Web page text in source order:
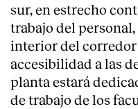
sur, en estrecho
trabajo del
interior del corredor
accesibilidad a las
planta estará
de trabajo de los